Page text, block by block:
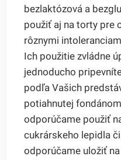
bezlaktózová a
použiť aj na torty pre
rôznymi
Ich použitie zvládne
jednoducho
podľa Vašich
potiahnutej
odporúčame použiť
cukrárskeho lepidla
odporúčame uložiť